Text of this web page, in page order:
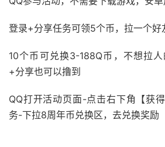
登录+分享任务可领5个币，拉一个好
10个币可兑换3-188Q币，不想拉
+分享也可以撸到
QQ打开活动页面-点击右下角【获
务-下拉8周年币兑换区，去兑换奖励